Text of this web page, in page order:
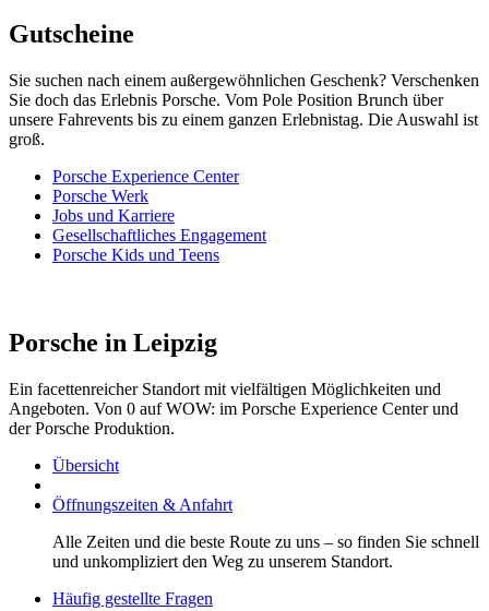
Gutscheine
Sie suchen nach einem außergewöhnlichen Geschenk? Verschenken
Sie doch das Erlebnis Porsche. Vom Pole Position Brunch über
unsere Fahrevents bis zu einem ganzen Erlebnistag. Die Auswahl ist
groß.
Porsche Experience Center
Porsche Werk
Jobs und Karriere
Gesellschaftliches Engagement
Porsche Kids und Teens
Porsche in Leipzig
Ein facettenreicher Standort mit vielfältigen Möglichkeiten und
Angeboten. Von 0 auf WOW: im Porsche Experience Center und
der Porsche Produktion.
Übersicht
Öffnungszeiten & Anfahrt
Alle Zeiten und die beste Route zu uns – so finden Sie schnell
und unkompliziert den Weg zu unserem Standort.
Häufig gestellte Fragen